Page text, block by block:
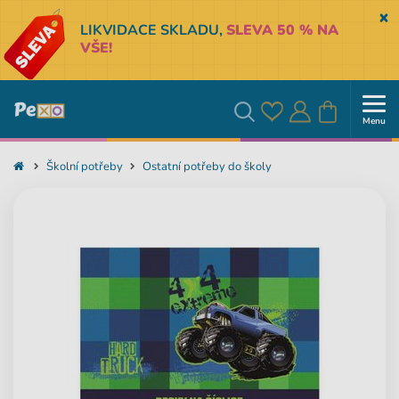
LIKVIDACE SKLADU,SLEVA 50 % NA
VŠE!
Vyhledávání
OblíbenéPřihlásit
Košík Menu
Školní potřeby Ostatní potřeby do školy